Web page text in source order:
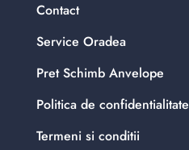
Contact
Service Oradea
Pret Schimb Anvelope
Politica de confidentialitate
Termeni si conditii